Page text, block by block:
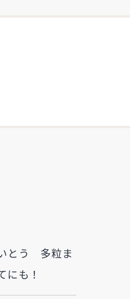
とう 多粒ま
にも！